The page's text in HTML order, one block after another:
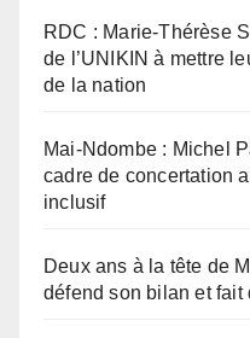
RDC : Marie-Thérèse
de l’UNIKIN à mettre
de la nation
Mai-Ndombe : Michel
cadre de concertation
inclusif
Deux ans à la tête de
défend son bilan et